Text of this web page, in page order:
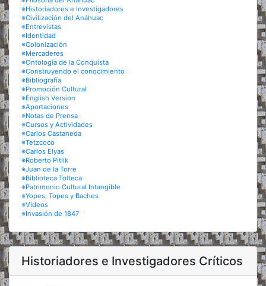
※Historiadores e Investigadores
※Civilización del Anáhuac
※Entrevistas
※Identidad
※Colonización
※Mercaderes
※Ontología de la Conquista
※Construyendo el conocimiento
※Bibliografía
※Promoción Cultural
※English Version
※Aportaciones
※Notas de Prensa
※Cursos y Actividades
※Carlos Castaneda
※Tetzcoco
※Carlos Elyas
※Roberto Pitlik
※Juan de la Torre
※Biblioteca Tolteca
※Patrimonio Cultural Intangible
※Yopes, Topes y Baches
※Videos
※Invasión de 1847
Historiadores e Investigadores Críticos